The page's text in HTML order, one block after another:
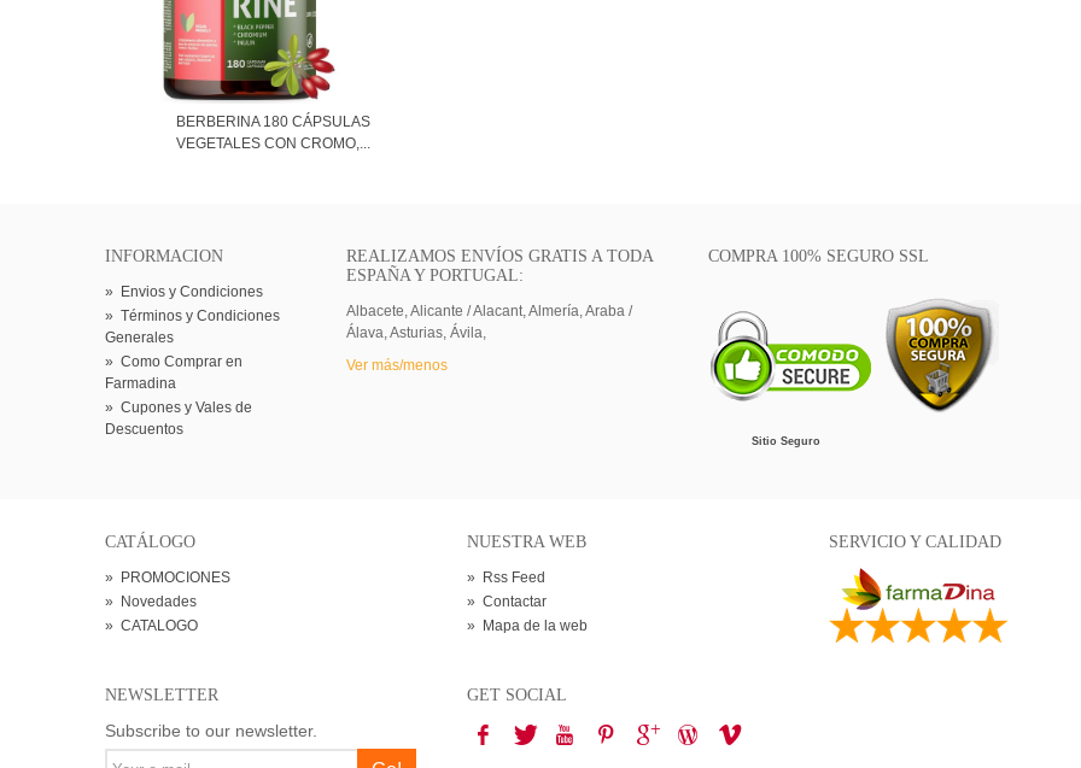
BERBERINA 180 CÁPSULAS
VEGETALES CON CROMO,...
INFORMACION
» Envios y Condiciones
» Términos y Condiciones
Generales
» Como Comprar en
Farmadina
» Cupones y Vales de
Descuentos
REALIZAMOS ENVÍOS GRATIS A TODA
ESPAÑA Y PORTUGAL:
Albacete, Alicante / Alacant, Almería, Araba /
Álava, Asturias, Ávila,
Ver más/menos
COMPRA 100% SEGURO SSL
Sitio Seguro
CATÁLOGO
» PROMOCIONES
» Novedades
» CATALOGO
NUESTRA WEB
» Rss Feed
» Contactar
» Mapa de la web
SERVICIO Y CALIDAD
NEWSLETTER
Subscribe to our newsletter.
GET SOCIAL